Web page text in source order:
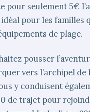
pour seulement 5€
pour les familles
de plage.
pousser
vers l’archipel de
y conduisent
de trajet pour